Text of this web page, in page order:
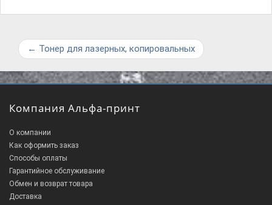
← Тонер для лазерных, копировальных
Компания Альфа-принт
О компании
Как оформить заказ
Способы оплаты
Гарантийное обслуживание
Обмен и возврат товара
Доставка